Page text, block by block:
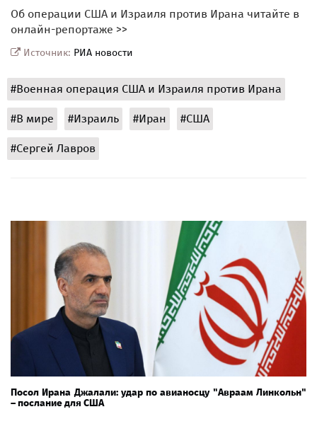
Об операции США и Израиля против Ирана читайте в
онлайн-репортаже >>
Источник: РИА новости
#Военная операция США и Израиля против Ирана
#В мире #Израиль #Иран #США
#Сергей Лавров
Посол Ирана Джалали: удар по авианосцу "Авраам Линкольн"
– послание для США